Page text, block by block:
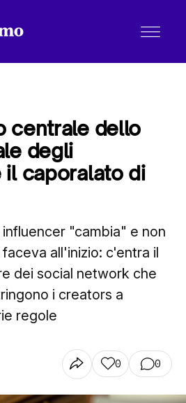
centrale dello
degli
caporalato di
"cambia" e non
all'inizio: c'entra il
dei social network che
i creators a
regole
0 0